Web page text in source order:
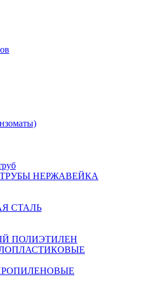
НЕРЖАВЕЙКА
СТАЛЬ
ПОЛИЭТИЛЕН